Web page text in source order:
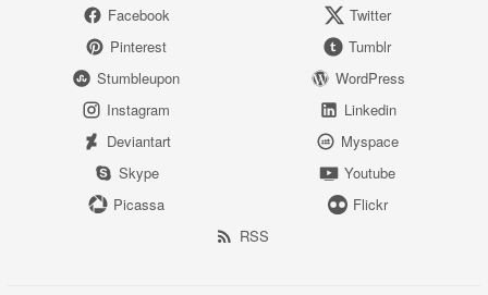
Facebook
Twitter
Pinterest
Tumblr
Stumbleupon
WordPress
Instagram
Linkedin
Deviantart
Myspace
Skype
Youtube
Picassa
Flickr
RSS